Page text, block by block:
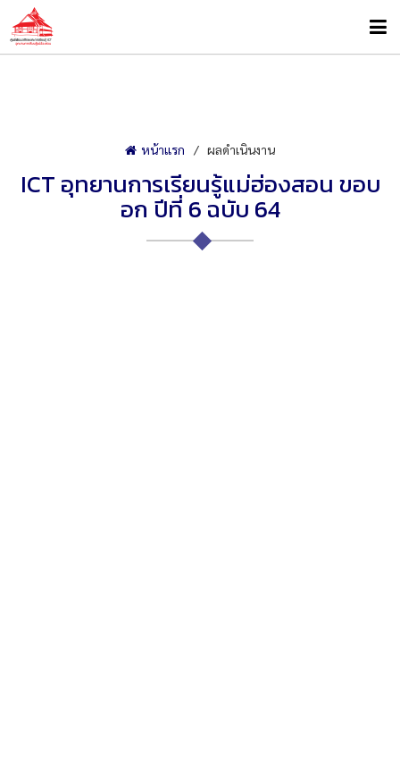
หน้าแรก ผลดำเนินงาน
ICT อุทยานการเรียนรู้แม่ฮ่องสอน ขอบ
อก ปีที่ 6 ฉบับ 64